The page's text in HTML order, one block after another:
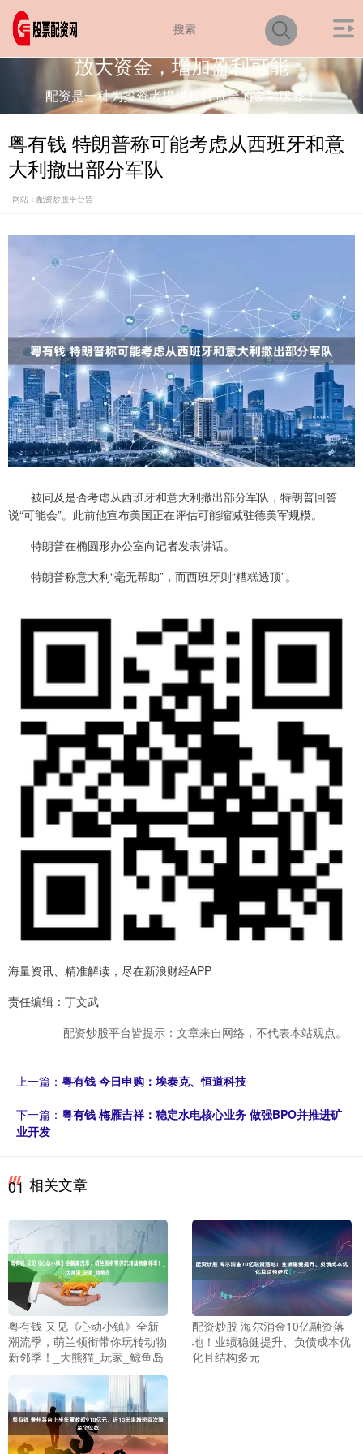
放大资金，增加盈利可能
配资是一种为投资者提供杠杆资金的金融服务！
粤有钱 特朗普称可能考虑从西班牙和意
大利撤出部分军队
网站：配资炒股平台皆
被问及是否考虑从西班牙和意大利撤出部分军队，特朗普回答
说“可能会”。此前他宣布美国正在评估可能缩减驻德美军规模。
特朗普在椭圆形办公室向记者发表讲话。
特朗普称意大利“毫无帮助”，而西班牙则“糟糕透顶”。
海量资讯、精准解读，尽在新浪财经APP
责任编辑：丁文武
配资炒股平台皆提示：文章来自网络，不代表本站观点。
上一篇： 粤有钱 今日申购：埃泰克、恒道科技
下一篇： 粤有钱 梅雁吉祥：稳定水电核心业务 做强BPO并推进矿
业开发
01 相关文章
粤有钱 又见《心动小镇》全新
潮流季，萌兰领衔带你玩转动物
新邻季！_大熊猫_玩家_鲸鱼岛
配资炒股 海尔消金10亿融资落
地！业绩稳健提升、负债成本优
化且结构多元